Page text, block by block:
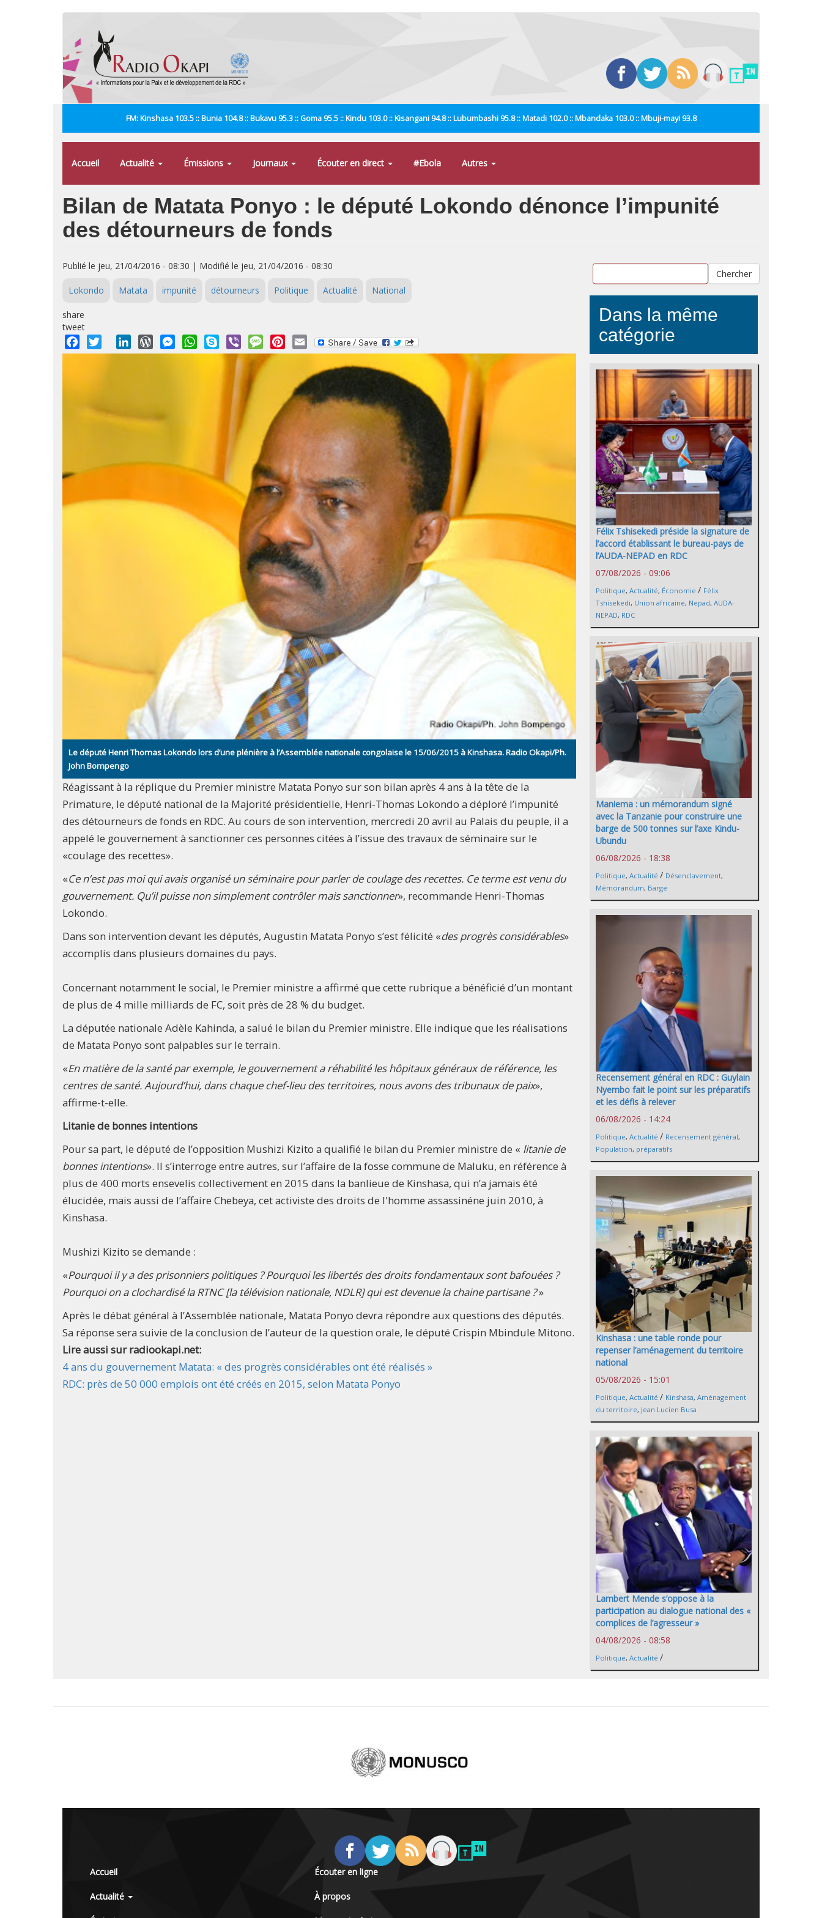
FM: Kinshasa 103.5 :: Bunia 104.8 :: Bukavu 95.3 :: Goma 95.5 :: Kindu 103.0 :: Kisangani 94.8 :: Lubumbashi 95.8 :: Matadi 102.0 :: Mbandaka 103.0 :: Mbuji-mayi 93.8
Accueil Actualité Émissions Journaux Écouter en direct #Ebola Autres
Bilan de Matata Ponyo : le député Lokondo dénonce l’impunité
des détourneurs de fonds
Publié le jeu, 21/04/2016 - 08:30 | Modifié le jeu, 21/04/2016 - 08:30
Lokondo Matata impunité détourneurs Politique Actualité National
share
tweet
Facebook
Twitter LinkedInWordPressMessengerWhatsApp
Skype Viber MessagePinterest
Email
Le député Henri Thomas Lokondo lors d’une plénière à l’Assemblée nationale congolaise le 15/06/2015 à Kinshasa. Radio Okapi/Ph.
John Bompengo
Réagissant à la réplique du Premier ministre Matata Ponyo sur son bilan après 4 ans à la tête de la
Primature, le député national de la Majorité présidentielle, Henri-Thomas Lokondo a déploré l’impunité
des détourneurs de fonds en RDC. Au cours de son intervention, mercredi 20 avril au Palais du peuple, il a
appelé le gouvernement à sanctionner ces personnes citées à l’issue des travaux de séminaire sur le
«coulage des recettes».
«Ce n’est pas moi qui avais organisé un séminaire pour parler de coulage des recettes. Ce terme est venu du
gouvernement. Qu’il puisse non simplement contrôler mais sanctionner», recommande Henri-Thomas
Lokondo.
Dans son intervention devant les députés, Augustin Matata Ponyo s’est félicité «des progrès considérables»
accomplis dans plusieurs domaines du pays.
Concernant notamment le social, le Premier ministre a affirmé que cette rubrique a bénéficié d’un montant
de plus de 4 mille milliards de FC, soit près de 28 % du budget.
La députée nationale Adèle Kahinda, a salué le bilan du Premier ministre. Elle indique que les réalisations
de Matata Ponyo sont palpables sur le terrain.
«En matière de la santé par exemple, le gouvernement a réhabilité les hôpitaux généraux de référence, les
centres de santé. Aujourd’hui, dans chaque chef-lieu des territoires, nous avons des tribunaux de paix»,
affirme-t-elle.
Litanie de bonnes intentions
Pour sa part, le député de l’opposition Mushizi Kizito a qualifié le bilan du Premier ministre de « litanie de
bonnes intentions». Il s’interroge entre autres, sur l’affaire de la fosse commune de Maluku, en référence à
plus de 400 morts ensevelis collectivement en 2015 dans la banlieue de Kinshasa, qui n’a jamais été
élucidée, mais aussi de l’affaire Chebeya, cet activiste des droits de l'homme assassinéne juin 2010, à
Kinshasa.
Mushizi Kizito se demande :
«Pourquoi il y a des prisonniers politiques ? Pourquoi les libertés des droits fondamentaux sont bafouées ?
Pourquoi on a clochardisé la RTNC [la télévision nationale, NDLR] qui est devenue la chaine partisane ?»
Après le débat général à l’Assemblée nationale, Matata Ponyo devra répondre aux questions des députés.
Sa réponse sera suivie de la conclusion de l’auteur de la question orale, le député Crispin Mbindule Mitono.
Lire aussi sur radiookapi.net:
4 ans du gouvernement Matata: « des progrès considérables ont été réalisés »
RDC: près de 50 000 emplois ont été créés en 2015, selon Matata Ponyo
Chercher
Dans la même
catégorie
Félix Tshisekedi préside la signature de
l’accord établissant le bureau-pays de
l’AUDA-NEPAD en RDC
07/08/2026 - 09:06
Politique, Actualité, Économie / Félix
Tshisekedi, Union africaine, Nepad, AUDA-
NEPAD, RDC
Maniema : un mémorandum signé
avec la Tanzanie pour construire une
barge de 500 tonnes sur l’axe Kindu-
Ubundu
06/08/2026 - 18:38
Politique, Actualité / Désenclavement,
Mémorandum, Barge
Recensement général en RDC : Guylain
Nyembo fait le point sur les préparatifs
et les défis à relever
06/08/2026 - 14:24
Politique, Actualité / Recensement général,
Population, préparatifs
Kinshasa : une table ronde pour
repenser l’aménagement du territoire
national
05/08/2026 - 15:01
Politique, Actualité / Kinshasa, Aménagement
du territoire, Jean Lucien Busa
Lambert Mende s’oppose à la
participation au dialogue national des «
complices de l’agresseur »
04/08/2026 - 08:58
Politique, Actualité /
Accueil
Actualité
Écouter en ligne
À propos